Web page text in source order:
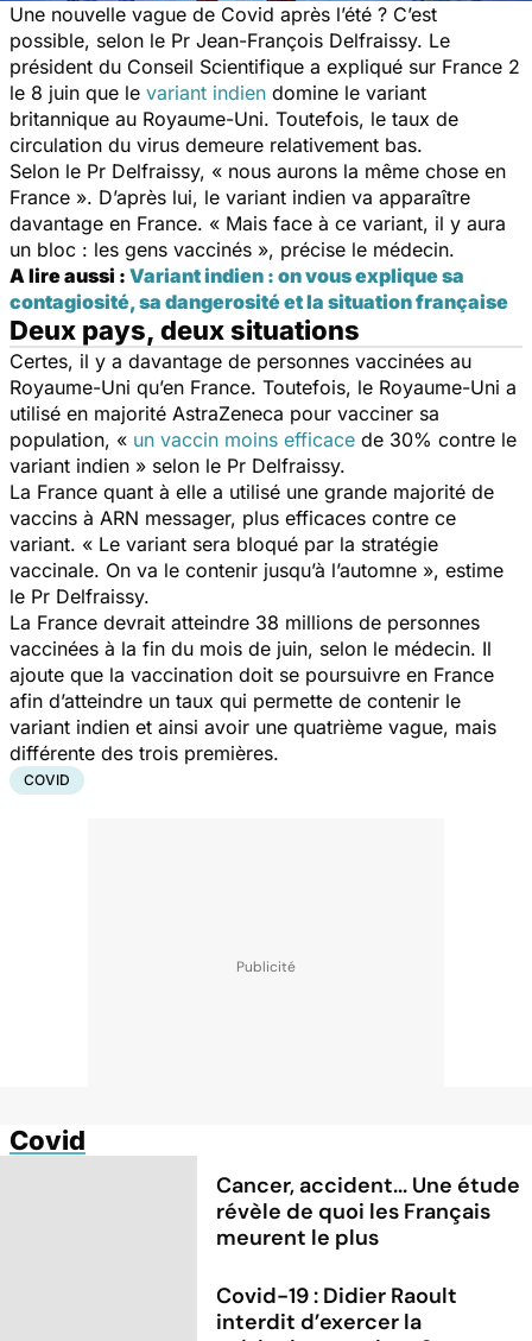
Une nouvelle vague de Covid après l’été ? C’est
possible, selon le Pr Jean-François Delfraissy. Le
président du Conseil Scientifique a expliqué sur France 2
le 8 juin que le variant indien domine le variant
britannique au Royaume-Uni. Toutefois, le taux de
circulation du virus demeure relativement bas.
Selon le Pr Delfraissy, « nous aurons la même chose en
France ». D’après lui, le variant indien va apparaître
davantage en France. « Mais face à ce variant, il y aura
un bloc : les gens vaccinés », précise le médecin.
A lire aussi : Variant indien : on vous explique sa
contagiosité, sa dangerosité et la situation française
Deux pays, deux situations
Certes, il y a davantage de personnes vaccinées au
Royaume-Uni qu’en France. Toutefois, le Royaume-Uni a
utilisé en majorité AstraZeneca pour vacciner sa
population, « un vaccin moins efficace de 30% contre le
variant indien » selon le Pr Delfraissy.
La France quant à elle a utilisé une grande majorité de
vaccins à ARN messager, plus efficaces contre ce
variant. « Le variant sera bloqué par la stratégie
vaccinale. On va le contenir jusqu’à l’automne », estime
le Pr Delfraissy.
La France devrait atteindre 38 millions de personnes
vaccinées à la fin du mois de juin, selon le médecin. Il
ajoute que la vaccination doit se poursuivre en France
afin d’atteindre un taux qui permette de contenir le
variant indien et ainsi avoir une quatrième vague, mais
différente des trois premières.
COVID
Covid
Cancer, accident... Une étude
révèle de quoi les Français
meurent le plus
Covid-19 : Didier Raoult
interdit d’exercer la